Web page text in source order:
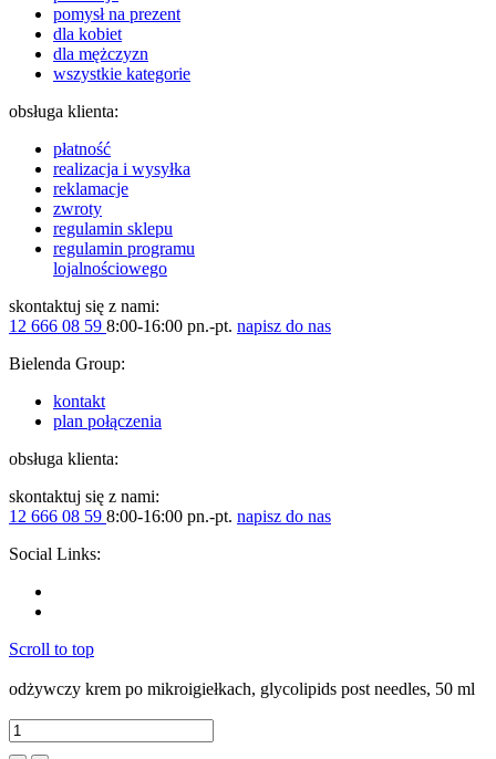
pomysł na prezent
dla kobiet
dla mężczyzn
wszystkie kategorie
obsługa klienta:
płatność
realizacja i wysyłka
reklamacje
zwroty
regulamin sklepu
regulamin programu
lojalnościowego
skontaktuj się z nami:
12 666 08 59 8:00-16:00 pn.-pt. napisz do nas
Bielenda Group:
kontakt
plan połączenia
obsługa klienta:
skontaktuj się z nami:
12 666 08 59 8:00-16:00 pn.-pt. napisz do nas
Social Links:
Scroll to top
odżywczy krem po mikroigiełkach, glycolipids post needles, 50 ml